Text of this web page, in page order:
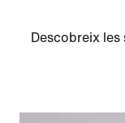
Descobreix